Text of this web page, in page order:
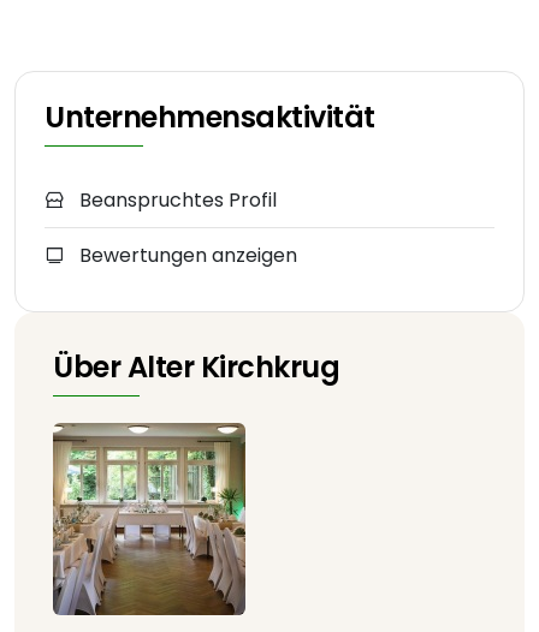
Unternehmensaktivität
Beanspruchtes Profil
Bewertungen anzeigen
Über Alter Kirchkrug